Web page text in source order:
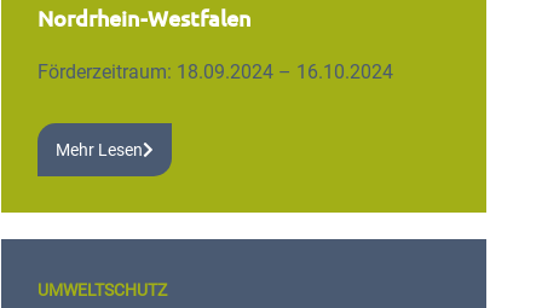
Nordrhein-Westfalen
Förderzeitraum: 18.09.2024 – 16.10.2024
Mehr Lesen
UMWELTSCHUTZ